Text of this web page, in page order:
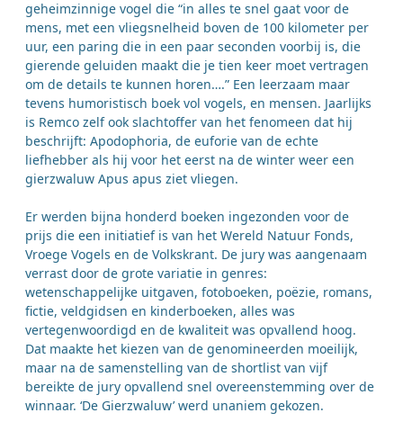
geheimzinnige vogel die “in alles te snel gaat voor de
mens, met een vliegsnelheid boven de 100 kilometer per
uur, een paring die in een paar seconden voorbij is, die
gierende geluiden maakt die je tien keer moet vertragen
om de details te kunnen horen….” Een leerzaam maar
tevens humoristisch boek vol vogels, en mensen. Jaarlijks
is Remco zelf ook slachtoffer van het fenomeen dat hij
beschrijft: Apodophoria, de euforie van de echte
liefhebber als hij voor het eerst na de winter weer een
gierzwaluw Apus apus ziet vliegen.
Er werden bijna honderd boeken ingezonden voor de
prijs die een initiatief is van het Wereld Natuur Fonds,
Vroege Vogels en de Volkskrant. De jury was aangenaam
verrast door de grote variatie in genres:
wetenschappelijke uitgaven, fotoboeken, poëzie, romans,
fictie, veldgidsen en kinderboeken, alles was
vertegenwoordigd en de kwaliteit was opvallend hoog.
Dat maakte het kiezen van de genomineerden moeilijk,
maar na de samenstelling van de shortlist van vijf
bereikte de jury opvallend snel overeenstemming over de
winnaar. ‘De Gierzwaluw’ werd unaniem gekozen.